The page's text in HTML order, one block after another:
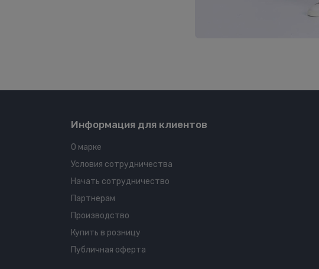
Информация для клиентов
О марке
Условия сотрудничества
Начать сотрудничество
Партнерам
Производство
Купить в розницу
Публичная оферта